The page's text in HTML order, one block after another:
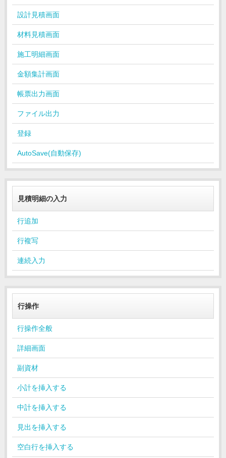
設計見積画面
材料見積画面
施工明細画面
金額集計画面
帳票出力画面
ファイル出力
登録
AutoSave(自動保存)
見積明細の入力
行追加
行複写
連続入力
行操作
行操作全般
詳細画面
副資材
小計を挿入する
中計を挿入する
見出を挿入する
空白行を挿入する